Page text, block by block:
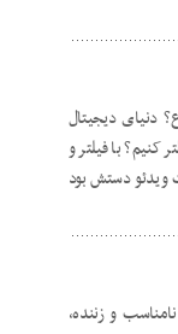
دنیای دیجیتال
کنیم؟ با فیلتر و
دستش بود
و زننده،